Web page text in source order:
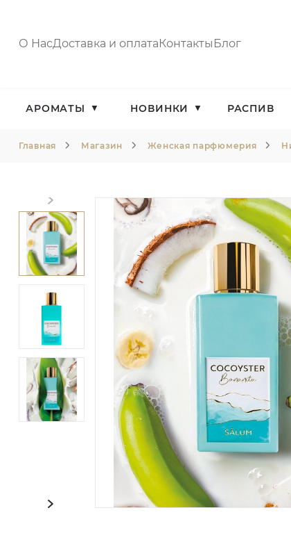
О НасДоставка и оплатаКонтакты Блог
АРОМАТЫ НОВИНКИ РАСПИВ
Главная Магазин Женская парфюмерия